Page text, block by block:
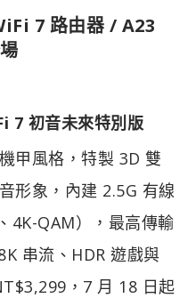
7 路由器 / A23
7 初音未來特別版
甲風格，特製 3D 雙
形象，內建 2.5G 有線
4K-QAM），最高傳輸
串流、HDR 遊戲與
，7 月 18 日起